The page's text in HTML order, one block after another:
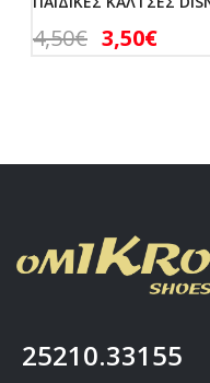
4,50€ 3,50€
25210.33155